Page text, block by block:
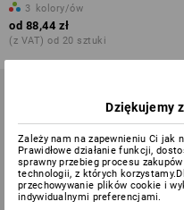
3 kolory/ów
od 88,44 zł
(z VAT) od 20 sztuki
Dziękujemy
Zależy nam na zapewnieniu Ci jak
Prawidłowe działanie funkcji,
sprawny przebieg procesu
technologii, z których
przechowywanie plików cookie i
indywidualnymi preferencjami.